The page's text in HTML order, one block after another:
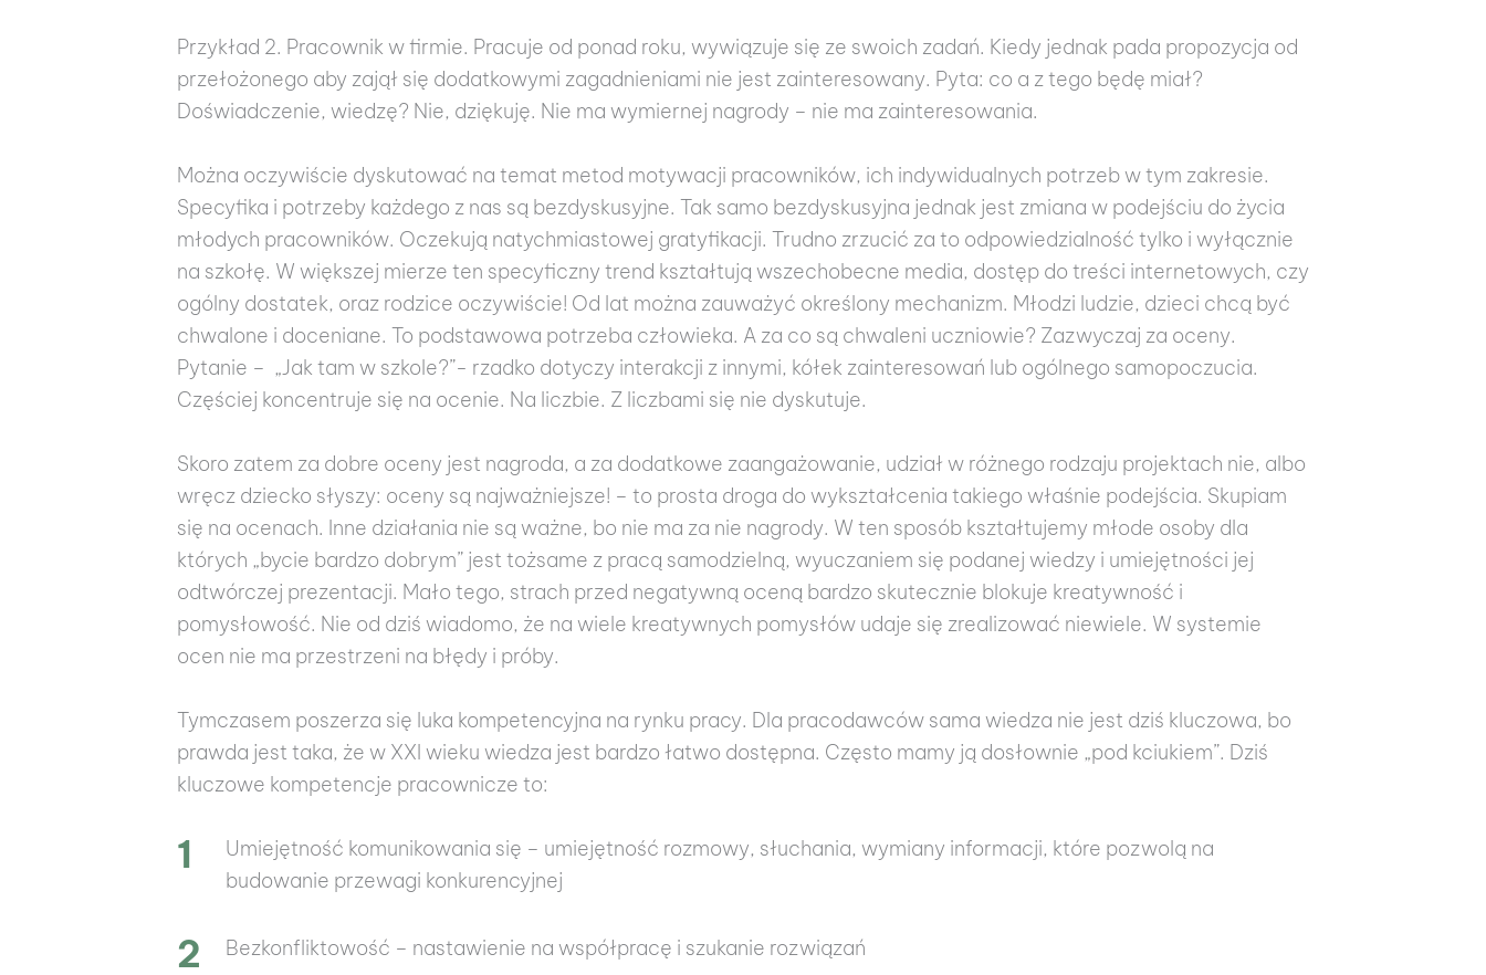
Przykład 2. Pracownik w firmie. Pracuje od ponad roku, wywiązuje się ze swoich zadań. Kiedy jednak pada propozycja od
przełożonego aby zajął się dodatkowymi zagadnieniami nie jest zainteresowany. Pyta: co a z tego będę miał?
Doświadczenie, wiedzę? Nie, dziękuję. Nie ma wymiernej nagrody – nie ma zainteresowania.
Można oczywiście dyskutować na temat metod motywacji pracowników, ich indywidualnych potrzeb w tym zakresie.
Specyfika i potrzeby każdego z nas są bezdyskusyjne. Tak samo bezdyskusyjna jednak jest zmiana w podejściu do życia
młodych pracowników. Oczekują natychmiastowej gratyfikacji. Trudno zrzucić za to odpowiedzialność tylko i wyłącznie
na szkołę. W większej mierze ten specyficzny trend kształtują wszechobecne media, dostęp do treści internetowych, czy
ogólny dostatek, oraz rodzice oczywiście! Od lat można zauważyć określony mechanizm. Młodzi ludzie, dzieci chcą być
chwalone i doceniane. To podstawowa potrzeba człowieka. A za co są chwaleni uczniowie? Zazwyczaj za oceny.
Pytanie – „Jak tam w szkole?”- rzadko dotyczy interakcji z innymi, kółek zainteresowań lub ogólnego samopoczucia.
Częściej koncentruje się na ocenie. Na liczbie. Z liczbami się nie dyskutuje.
Skoro zatem za dobre oceny jest nagroda, a za dodatkowe zaangażowanie, udział w różnego rodzaju projektach nie, albo
wręcz dziecko słyszy: oceny są najważniejsze! – to prosta droga do wykształcenia takiego właśnie podejścia. Skupiam
się na ocenach. Inne działania nie są ważne, bo nie ma za nie nagrody. W ten sposób kształtujemy młode osoby dla
których „bycie bardzo dobrym” jest tożsame z pracą samodzielną, wyuczaniem się podanej wiedzy i umiejętności jej
odtwórczej prezentacji. Mało tego, strach przed negatywną oceną bardzo skutecznie blokuje kreatywność i
pomysłowość. Nie od dziś wiadomo, że na wiele kreatywnych pomysłów udaje się zrealizować niewiele. W systemie
ocen nie ma przestrzeni na błędy i próby.
Tymczasem poszerza się luka kompetencyjna na rynku pracy. Dla pracodawców sama wiedza nie jest dziś kluczowa, bo
prawda jest taka, że w XXI wieku wiedza jest bardzo łatwo dostępna. Często mamy ją dosłownie „pod kciukiem”. Dziś
kluczowe kompetencje pracownicze to:
Umiejętność komunikowania się – umiejętność rozmowy, słuchania, wymiany informacji, które pozwolą na
budowanie przewagi konkurencyjnej
Bezkonfliktowość – nastawienie na współpracę i szukanie rozwiązań